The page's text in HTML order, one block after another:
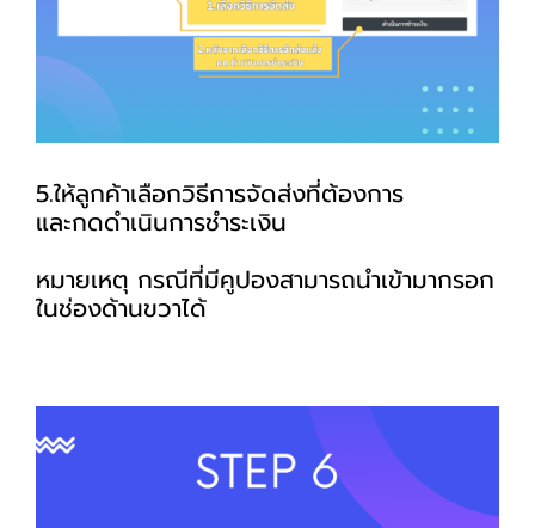
5.ให้ลูกค้าเลือกวิธีการจัดส่งที่ต้องการ
และกดดำเนินการชำระเงิน
หมายเหตุ กรณีที่มีคูปองสามารถนำเข้ามากรอก
ในช่องด้านขวาได้